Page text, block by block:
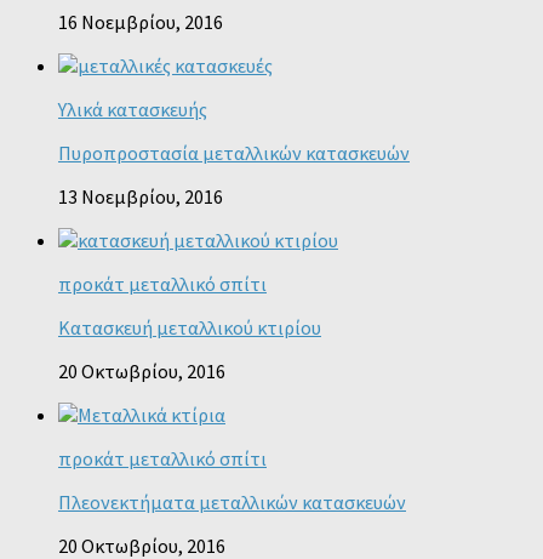
16 Νοεμβρίου, 2016
Υλικά κατασκευής
Πυροπροστασία μεταλλικών κατασκευών
13 Νοεμβρίου, 2016
προκάτ μεταλλικό σπίτι
Κατασκευή μεταλλικού κτιρίου
20 Οκτωβρίου, 2016
προκάτ μεταλλικό σπίτι
Πλεονεκτήματα μεταλλικών κατασκευών
20 Οκτωβρίου, 2016